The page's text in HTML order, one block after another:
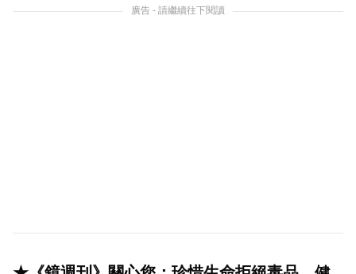
廣告 - 請繼續往下閱讀